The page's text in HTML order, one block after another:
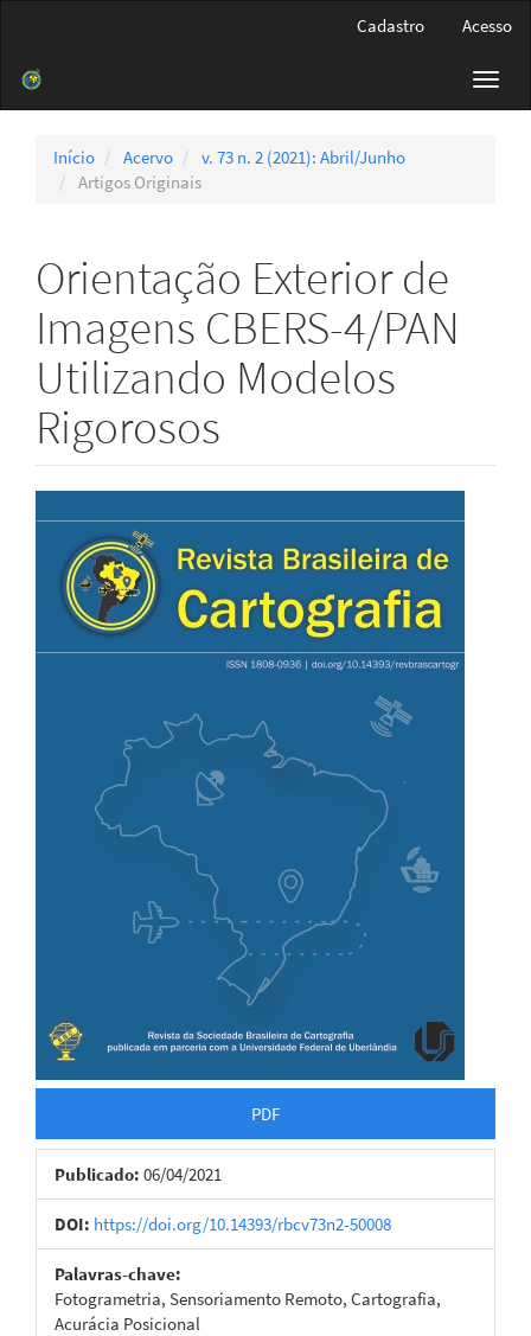
Barra
Cadastro Acesso
Início Acervo
v. 73 n. 2 (2021): Abril/Junho
Artigos Originais
Orientação Exterior de
Imagens CBERS-4/PAN
Utilizando Modelos
Rigorosos
Barra
lateral
de
artigos
PDF
Publicado: 06/04/2021
DOI: https://doi.org/10.14393/rbcv73n2-50008
Palavras-chave:
Fotogrametria, Sensoriamento Remoto, Cartografia,
Acurácia Posicional